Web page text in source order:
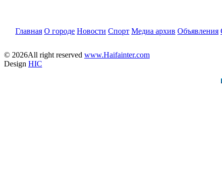
Главная О городе Новости Спорт Медиа архив Объявления
© 2026All right reserved www.Haifainter.com
Design HIC